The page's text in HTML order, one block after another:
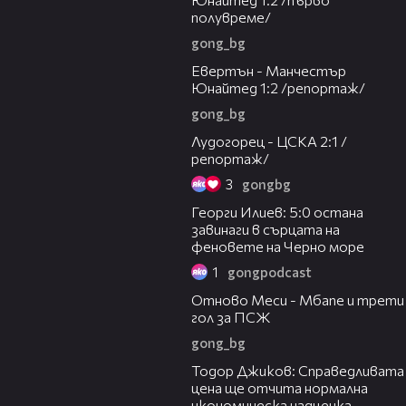
полувреме/
gong_bg
Евертън - Манчестър
Юнайтед 1:2 /репортаж/
gong_bg
Лудогорец - ЦСКА 2:1 /
репортаж/
3 gongbg
Георги Илиев: 5:0 остана
завинаги в сърцата на
феновете на Черно море
1 gongpodcast
Отново Меси - Мбапе и трети
гол за ПСЖ
gong_bg
Тодор Джиков: Справедливата
цена ще отчита нормална